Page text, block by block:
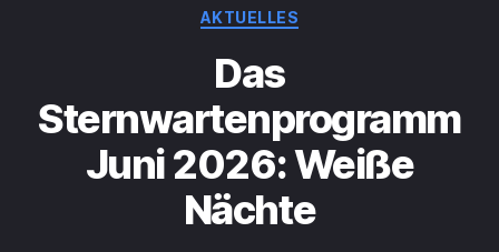
Kategorien
AKTUELLES
Das
Sternwartenprogramm
Juni 2026: Weiße
Nächte